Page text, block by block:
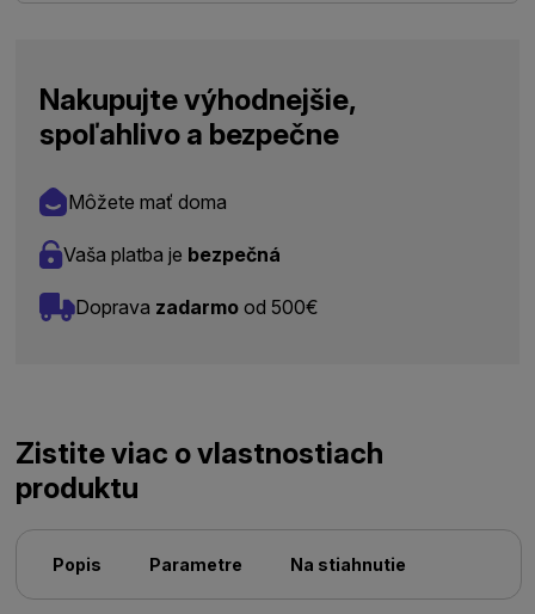
Nakupujte výhodnejšie,
spoľahlivo a bezpečne
Môžete mať doma
Vaša platba je bezpečná
Doprava zadarmo od 500€
Zistite viac o vlastnostiach
produktu
Popis Parametre Na stiahnutie